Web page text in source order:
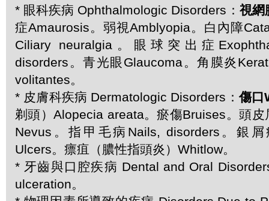
* 眼科疾病 Ophthalmologic Disorders： 視
症Amaurosis。弱視Amblyopia。白內障
Ciliary neuralgia。眼球突出症
disorders。青光眼Glaucoma。角膜炎
volitantes。
* 皮膚科疾病 Dermatologic Disorders：傷口
剃頭）Alopecia areata。瘀傷Bruises。頭
Nevus。指甲毛病Nails, disorders。銀
Ulcers。瘭疽（膿性指頭炎）Whitlow。
* 牙齒與口腔疾病 Dental and Oral
ulceration。